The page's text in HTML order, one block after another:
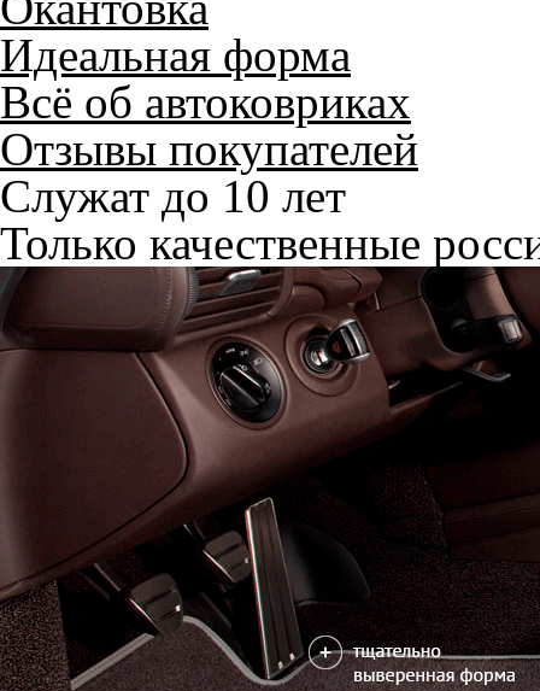
Идеальная форма
Всё об автоковриках
Отзывы покупателей
Служат до 10 лет
Только качественные